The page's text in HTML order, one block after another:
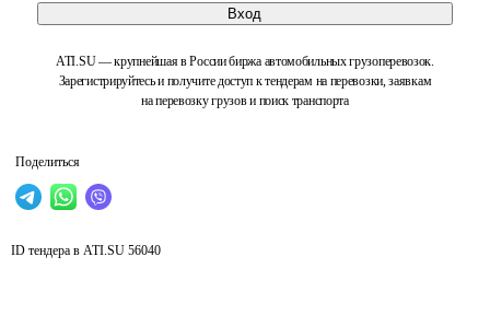
Вход
ATI.SU — крупнейшая в России биржа автомобильных грузоперевозок.
Зарегистрируйтесь и получите доступ к тендерам на перевозки, заявкам
на перевозку грузов и поиск транспорта
Поделиться
ID тендера в ATI.SU 56040